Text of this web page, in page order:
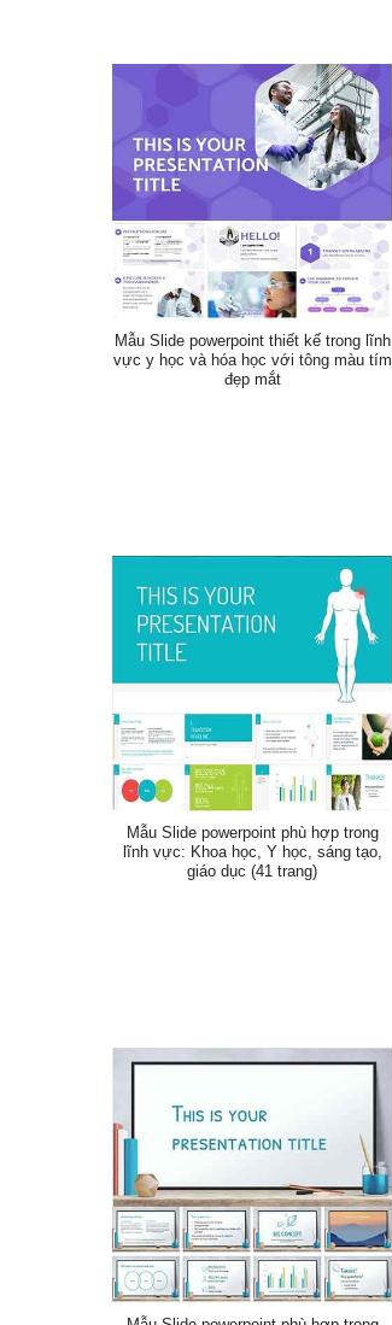
Mẫu Slide powerpoint thiết kế trong lĩnh
vực y học và hóa học với tông màu tím
đẹp mắt
Mẫu Slide powerpoint phù hợp trong
lĩnh vực: Khoa học, Y học, sáng tạo,
giáo dục (41 trang)